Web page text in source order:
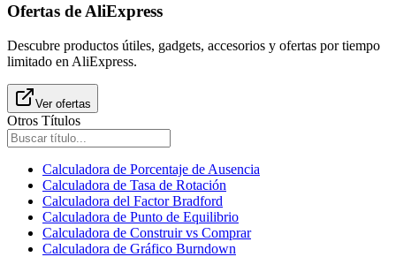
Ofertas de AliExpress
Descubre productos útiles, gadgets, accesorios y ofertas por tiempo
limitado en AliExpress.
Ver ofertas
Otros Títulos
Calculadora de Porcentaje de Ausencia
Calculadora de Tasa de Rotación
Calculadora del Factor Bradford
Calculadora de Punto de Equilibrio
Calculadora de Construir vs Comprar
Calculadora de Gráfico Burndown